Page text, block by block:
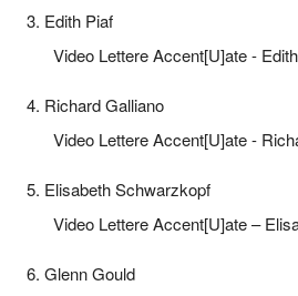
3. Edith Piaf
Video Lettere Accent[U]ate -
4. Richard Galliano
Video Lettere Accent[U]ate -
5. Elisabeth Schwarzkopf
Video Lettere Accent[U]ate –
6. Glenn Gould